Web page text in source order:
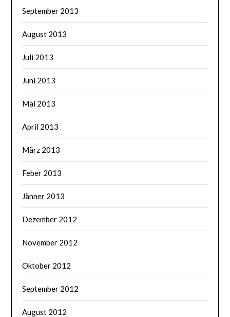
September 2013
August 2013
Juli 2013
Juni 2013
Mai 2013
April 2013
März 2013
Feber 2013
Jänner 2013
Dezember 2012
November 2012
Oktober 2012
September 2012
August 2012